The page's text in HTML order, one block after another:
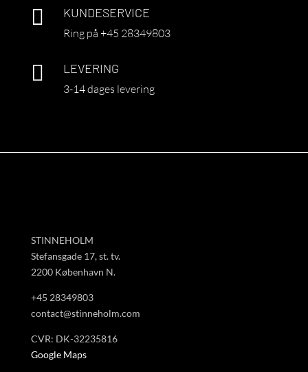
 KUNDESERVICE
Ring på +45 28349803
 LEVERING
3-14 dages levering
STINNEHOLM
Stefansgade 17, st. tv.
2200 København N.
+45 28349803
contact@stinneholm.com
CVR: DK-32235816
Google Maps